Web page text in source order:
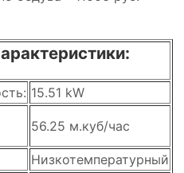
15.51 kW
56.25 м.куб/час
Низкотемпературный